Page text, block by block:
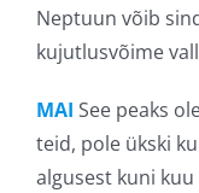
Neptuun võib
kujutlusvõime
MAI See peaks
teid, pole ükski
algusest kuni